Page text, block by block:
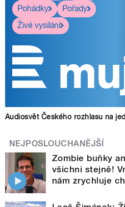
Pohádky
Pořady
Živé vysílání
Audiosvět Českého rozhlasu na
NEJPOSLOUCHANĚJŠÍ
Zombie buňky
všichni stejně!
nám zrychluje